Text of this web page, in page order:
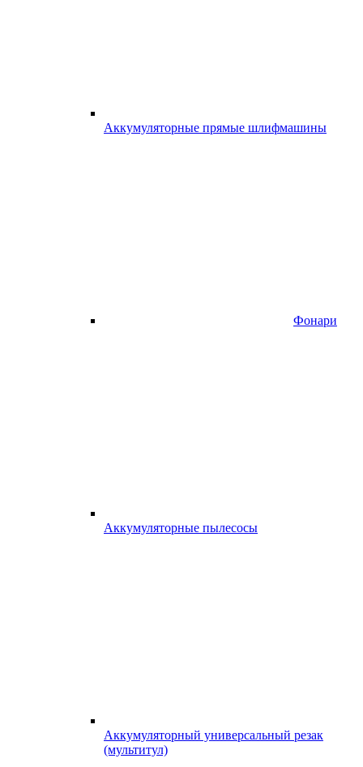
Аккумуляторные прямые шлифмашины
Фонари
Аккумуляторные пылесосы
Аккумуляторный универсальный резак
(мультитул)